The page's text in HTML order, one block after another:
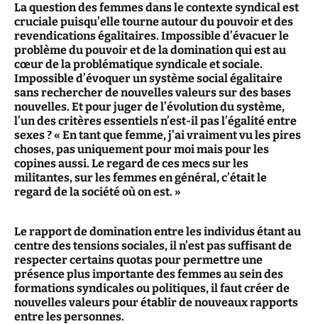
La question des femmes dans le contexte syndical est
cruciale puisqu’elle tourne autour du pouvoir et des
revendications égalitaires. Impossible d’évacuer le
problème du pouvoir et de la domination qui est au
cœur de la problématique syndicale et sociale.
Impossible d’évoquer un système social égalitaire
sans rechercher de nouvelles valeurs sur des bases
nouvelles. Et pour juger de l’évolution du système,
l’un des critères essentiels n’est-il pas l’égalité entre
sexes ? « En tant que femme, j’ai vraiment vu les pires
choses, pas uniquement pour moi mais pour les
copines aussi. Le regard de ces mecs sur les
militantes, sur les femmes en général, c’était le
regard de la société où on est. »
Le rapport de domination entre les individus étant au
centre des tensions sociales, il n’est pas suffisant de
respecter certains quotas pour permettre une
présence plus importante des femmes au sein des
formations syndicales ou politiques, il faut créer de
nouvelles valeurs pour établir de nouveaux rapports
entre les personnes.